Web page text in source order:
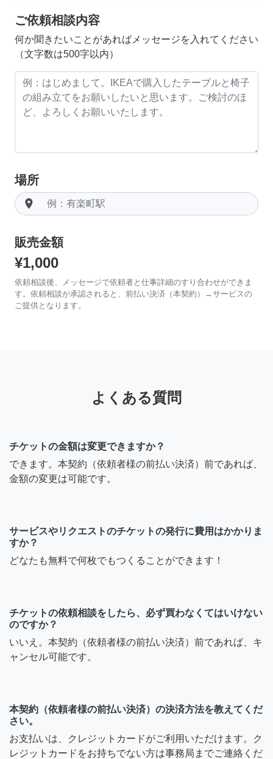
ご依頼相談内容
何か聞きたいことがあればメッセージを入れてください
（文字数は500字以内）
場所
room
販売金額
¥1,000
依頼相談後、メッセージで依頼者と仕事詳細のすり合わせができま
す。依頼相談が承認されると、前払い決済（本契約）→サービスの
ご提供となります。
よくある質問
チケットの金額は変更できますか？
できます。本契約（依頼者様の前払い決済）前であれば、
金額の変更は可能です。
サービスやリクエストのチケットの発行に費用はかかりま
すか？
どなたも無料で何枚でもつくることができます！
チケットの依頼相談をしたら、必ず買わなくてはいけない
のですか？
いいえ。本契約（依頼者様の前払い決済）前であれば、キ
ャンセル可能です。
本契約（依頼者様の前払い決済）の決済方法を教えてくだ
さい。
お支払いは、クレジットカードがご利用いただけます。ク
レジットカードをお持ちでない方は事務局までご連絡くだ